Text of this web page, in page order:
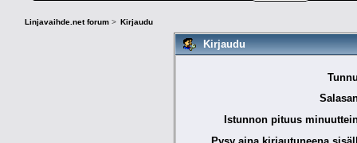
Linjavaihde.net forum> Kirjaudu
Kirjaudu
Istunnon pituus